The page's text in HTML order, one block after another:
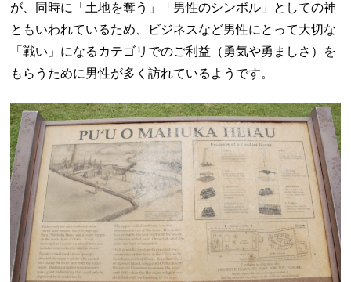
が、同時に「土地を奪う」「男性のシンボル」としての神
ともいわれているため、ビジネスなど男性にとって大切な
「戦い」になるカテゴリでのご利益（勇気や勇ましさ）を
もらうために男性が多く訪れているようです。